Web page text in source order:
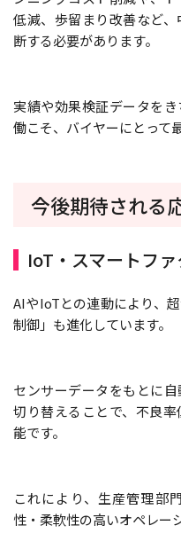
低減、歩留まり改善など
断する必要があります。
実績や効果検証データを
働こそ、バイヤーにとって
今後期待される
IoT・スマートフ
AIやIoTとの連動により、
制御」も進化しています。
センサーデータをもとに
切り替えることで、不良
能です。
これにより、生産管理部
性・柔軟性の高いオペレー